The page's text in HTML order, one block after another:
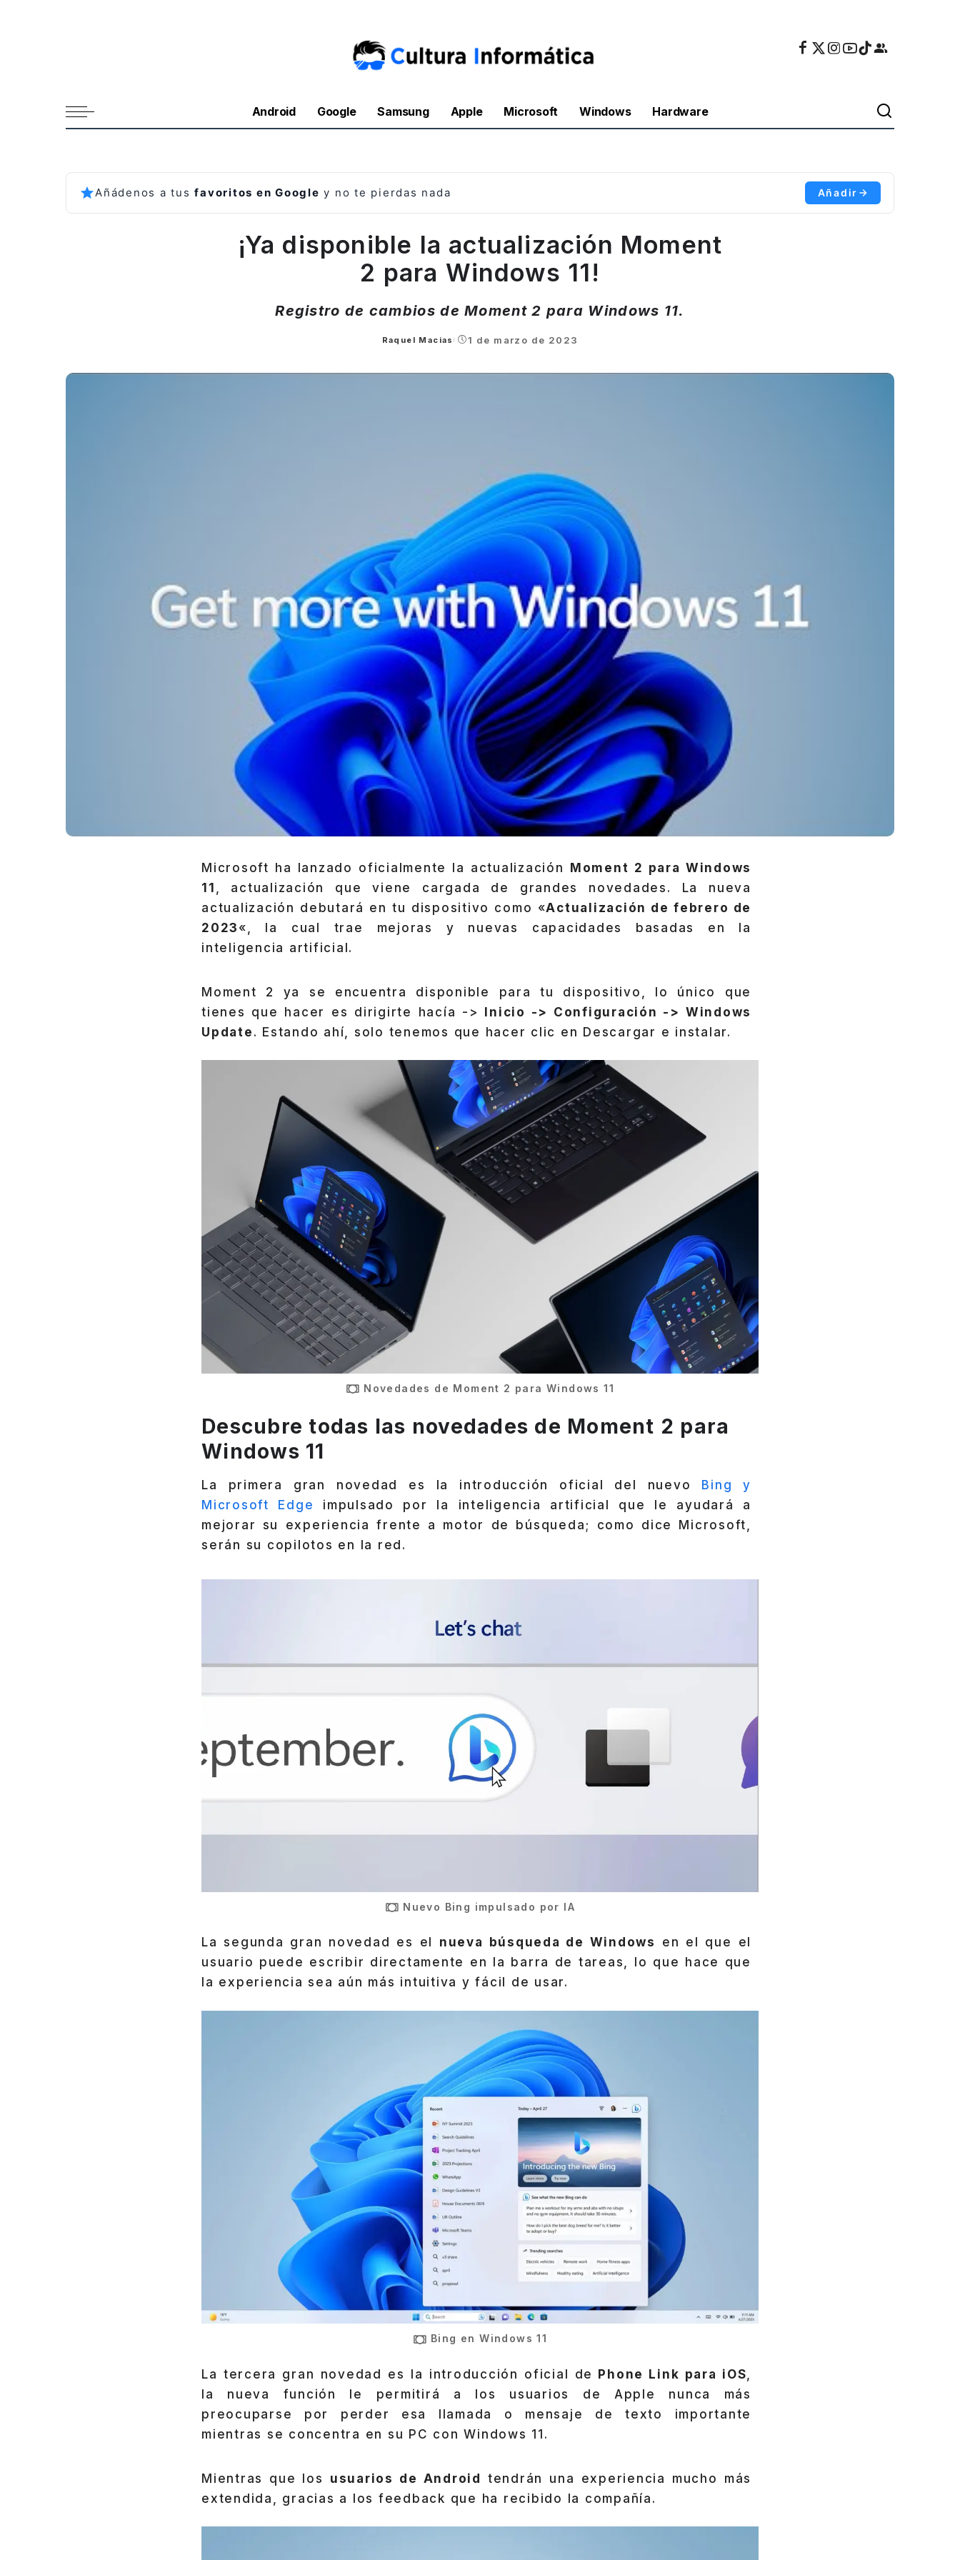
Android Google Samsung Apple Microsoft Windows Hardware
Añádenos a tusfavoritos en Google y no te pierdas nada Añadir
¡Ya disponible la actualización Moment
2 para Windows 11!
Registro de cambios de Moment 2 para Windows 11.
Posted
Raquel Macias 1 de marzo de 2023
Microsoft ha lanzado oficialmente la actualización
Moment 2 para Windows
11 , actualización que viene cargada de grandes novedades. La nueva
actualización debutará en tu dispositivo como «Actualización de febrero de
2023 «, la cual trae mejoras y nuevas capacidades basadas en la
inteligencia artificial.
Moment 2 ya se encuentra disponible para tu dispositivo, lo único que
tienes que hacer es dirigirte hacía -> Inicio -> Configuración -> Windows
Update . Estando ahí, solo tenemos que hacer clic en Descargar e instalar.
Novedades de Moment 2 para Windows 11
Descubre todas las novedades de Moment 2 para
Windows 11
La primera gran novedad es la introducción oficial del nuevo Bing y
Microsoft Edge
impulsado por la inteligencia artificial que le ayudará a
mejorar su experiencia frente a motor de búsqueda; como dice Microsoft,
serán su copilotos en la red.
Nuevo Bing impulsado por IA
La segunda gran novedad es el nueva búsqueda de Windows
en el que el
usuario puede escribir directamente en la barra de tareas, lo que hace que
la experiencia sea aún más intuitiva y fácil de usar.
Bing en Windows 11
La tercera gran novedad es la introducción oficial de Phone Link para iOS,
la nueva función le permitirá a los usuarios de Apple nunca más
preocuparse por perder esa llamada o mensaje de texto importante
mientras se concentra en su PC con Windows 11.
Mientras que los usuarios de Android tendrán una experiencia mucho más
extendida, gracias a los feedback que ha recibido la compañía.